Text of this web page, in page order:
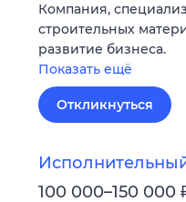
Компания,
строительных
развитие бизнеса.
Показать ещё
Откликнуться
100 000–150 000